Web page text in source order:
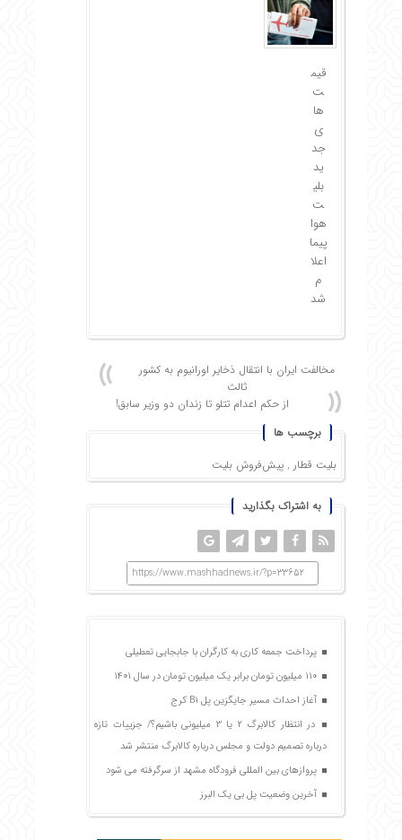
قیم
ت‌
ها
ی
جد
ید
بلی
ت
هوا
پیما
اعلا
م
شد
مخالفت ایران با انتقال ذخایر اورانیوم به کشور
ثالث
از حکم اعدام تتلو تا زندان دو وزیر سابق!
برچسب ها
بلیت قطار , پیش‌فروش بلیت
به اشتراک بگذارید
https://www.mashhadnews.ir/?p=33652
پرداخت جمعه کاری به کارگران با جابجایی تعطیلی
آغاز احداث مسیر جایگزین پل B۱ کرج
در انتظار کالابرگ 2 یا 3 میلیونی باشیم؟/ جزییات تازه
درباره تصمیم دولت و مجلس درباره کالابرگ منتشر شد
پروازهای بین‌ المللی فرودگاه مشهد از سرگرفته می شود
آخرین وضعیت پل بی یک البرز